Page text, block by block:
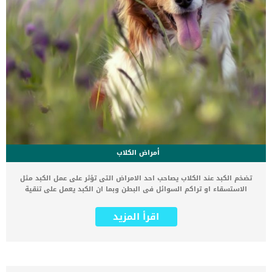
أمراض الكلاب
تضخم الكبد عند الكلاب يصاحب احد الامراض التى تؤثر على عمل الكبد مثل
الاستسقاء او تراكم السوائل فى البطن وبما ان الكبد يعمل على تنقية
الكلاب مرض خطير يؤثر على الوظائف الحيوية فى جسم الكلب ويضعف من
قوته. الكبد هو المستقبل الاول للسموم والادوية والمسؤل عن تنقية
اقرأ المزيد